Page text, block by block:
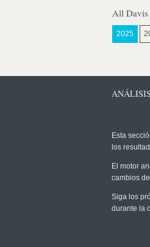
All Davis
2025
Esta
los
El motor
cambios
Siga los
durante la